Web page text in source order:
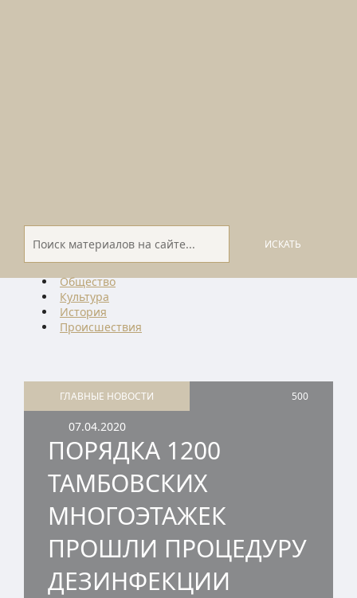
ИСКАТЬ
Общество
Культура
История
Проиcшествия
ГЛАВНЫЕ НОВОСТИ 500
07.04.2020
ПОРЯДКА 1200
ТАМБОВСКИХ
МНОГОЭТАЖЕК
ПРОШЛИ ПРОЦЕДУРУ
ДЕЗИНФЕКЦИИ